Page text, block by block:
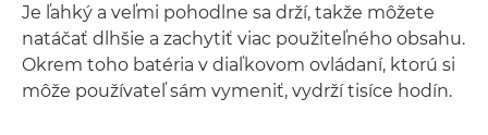
Je ľahký a veľmi pohodlne sa drží, takže môžete
natáčať dlhšie a zachytiť viac použiteľného obsahu.
Okrem toho batéria v diaľkovom ovládaní, ktorú si
môže používateľ sám vymeniť, vydrží tisíce hodín.